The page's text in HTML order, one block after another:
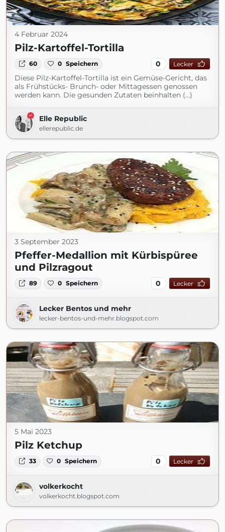
4 Februar 2024
Pilz-Kartoffel-Tortilla
60 0 Speichern 0 Lecker
Diese Pilz-Kartoffel-Tortilla ist ein Gemüse-Gericht, das
als Frühstücks- Brunch- oder Mittagessen genossen
werden kann. Die gesunden Zutaten beinhalten (...)
Elle Republic
ellerepublic.de
3 September 2023
Pfeffer-Medallion mit Kürbispüree
und Pilzragout
89 0 Speichern 0 Lecker
Lecker Bentos und mehr
lecker-bentos-und-mehr.blogspot.com
5 Mai 2023
Pilz Ketchup
33 0 Speichern 0 Lecker
volkerkocht
volkerkocht.blogspot.com